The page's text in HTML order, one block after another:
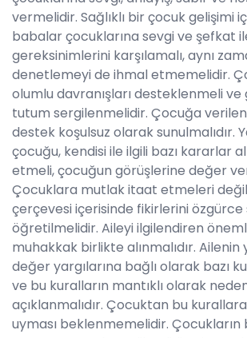
vermelidir. Sağlıklı bir çocuk gelişimi
babalar çocuklarına sevgi ve şefkat
gereksinimlerini karşılamalı, aynı
denetlemeyi de ihmal etmemelidir.
olumlu davranışları desteklenmeli
tutum sergilenmelidir. Çocuğa
destek koşulsuz olarak sunulmalıdır.
çocuğu, kendisi ile ilgili bazı kararlar
etmeli, çocuğun görüşlerine değer
Çocuklara mutlak itaat etmeleri
çerçevesi içerisinde fikirlerini
öğretilmelidir. Aileyi ilgilendiren
muhakkak birlikte alınmalıdır. Ailenin
değer yargılarına bağlı olarak bazı
ve bu kuralların mantıklı olarak
açıklanmalıdır. Çocuktan bu
uyması beklenmemelidir. Çocukların